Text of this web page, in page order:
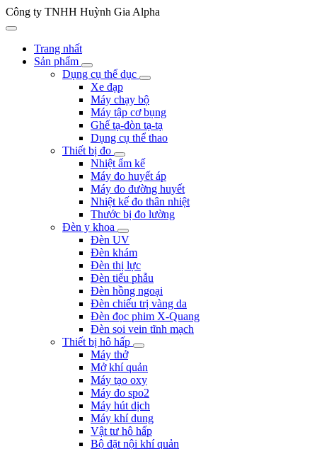
Công ty TNHH Huỳnh Gia Alpha
Trang nhất
Sản phẩm
Dụng cụ thể dục
Xe đạp
Máy chạy bộ
Máy tập cơ bụng
Ghế tạ-đòn tạ-tạ
Dụng cụ thể thao
Thiết bị đo
Nhiệt ẩm kế
Máy đo huyết áp
Máy đo đường huyết
Nhiệt kế đo thân nhiệt
Thước bị đo lường
Đèn y khoa
Đèn UV
Đèn khám
Đèn thị lực
Đèn tiểu phẫu
Đèn hồng ngoại
Đèn chiếu trị vàng da
Đèn đọc phim X-Quang
Đèn soi vein tĩnh mạch
Thiết bị hô hấp
Máy thở
Mở khí quản
Máy tạo oxy
Máy đo spo2
Máy hút dịch
Máy khí dung
Vật tư hô hấp
Bộ đặt nội khí quản